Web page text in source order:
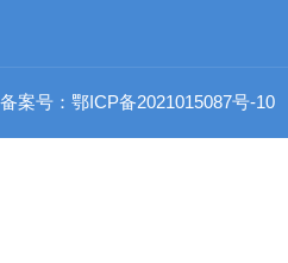
备案号：鄂ICP备2021015087号-10